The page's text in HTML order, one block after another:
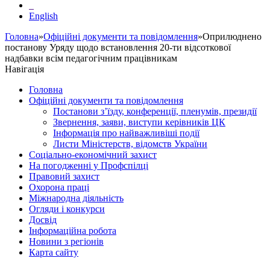
English
Головна»Офіційні документи та повідомлення»Оприлюднено
постанову Уряду щодо встановлення 20-ти відсоткової
надбавки всім педагогічним працівникам
Навігація
Головна
Офіційні документи та повідомлення
Постанови з’їзду, конференції, пленумів, президії
Звернення, заяви, виступи керівників ЦК
Інформація про найважливіші події
Листи Міністерств, відомств України
Соціально-економічний захист
На погодженні у Профспілці
Правовий захист
Охорона праці
Міжнародна діяльність
Огляди і конкурси
Досвід
Інформаційна робота
Новини з регіонів
Карта сайту